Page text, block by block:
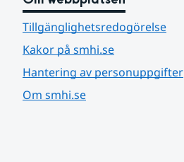
Tillgänglighetsredogörelse
Kakor på smhi.se
Hantering av personuppgifter
Om smhi.se